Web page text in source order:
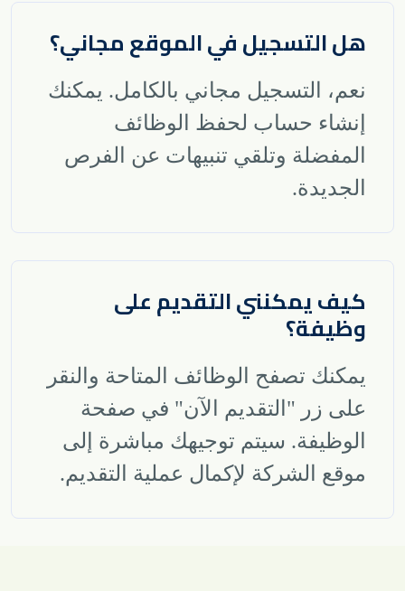
هل التسجيل في الموقع مجاني؟
نعم، التسجيل مجاني بالكامل. يمكنك
إنشاء حساب لحفظ الوظائف
المفضلة وتلقي تنبيهات عن الفرص
الجديدة.
كيف يمكنني التقديم على
وظيفة؟
يمكنك تصفح الوظائف المتاحة والنقر
على زر "التقديم الآن" في صفحة
الوظيفة. سيتم توجيهك مباشرة إلى
موقع الشركة لإكمال عملية التقديم.